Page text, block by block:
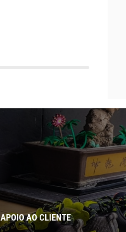
APOIO AO CLIENTE